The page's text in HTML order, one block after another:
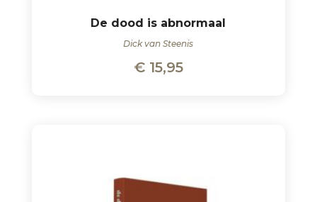
De dood is abnormaal
Dick van Steenis
€15,95